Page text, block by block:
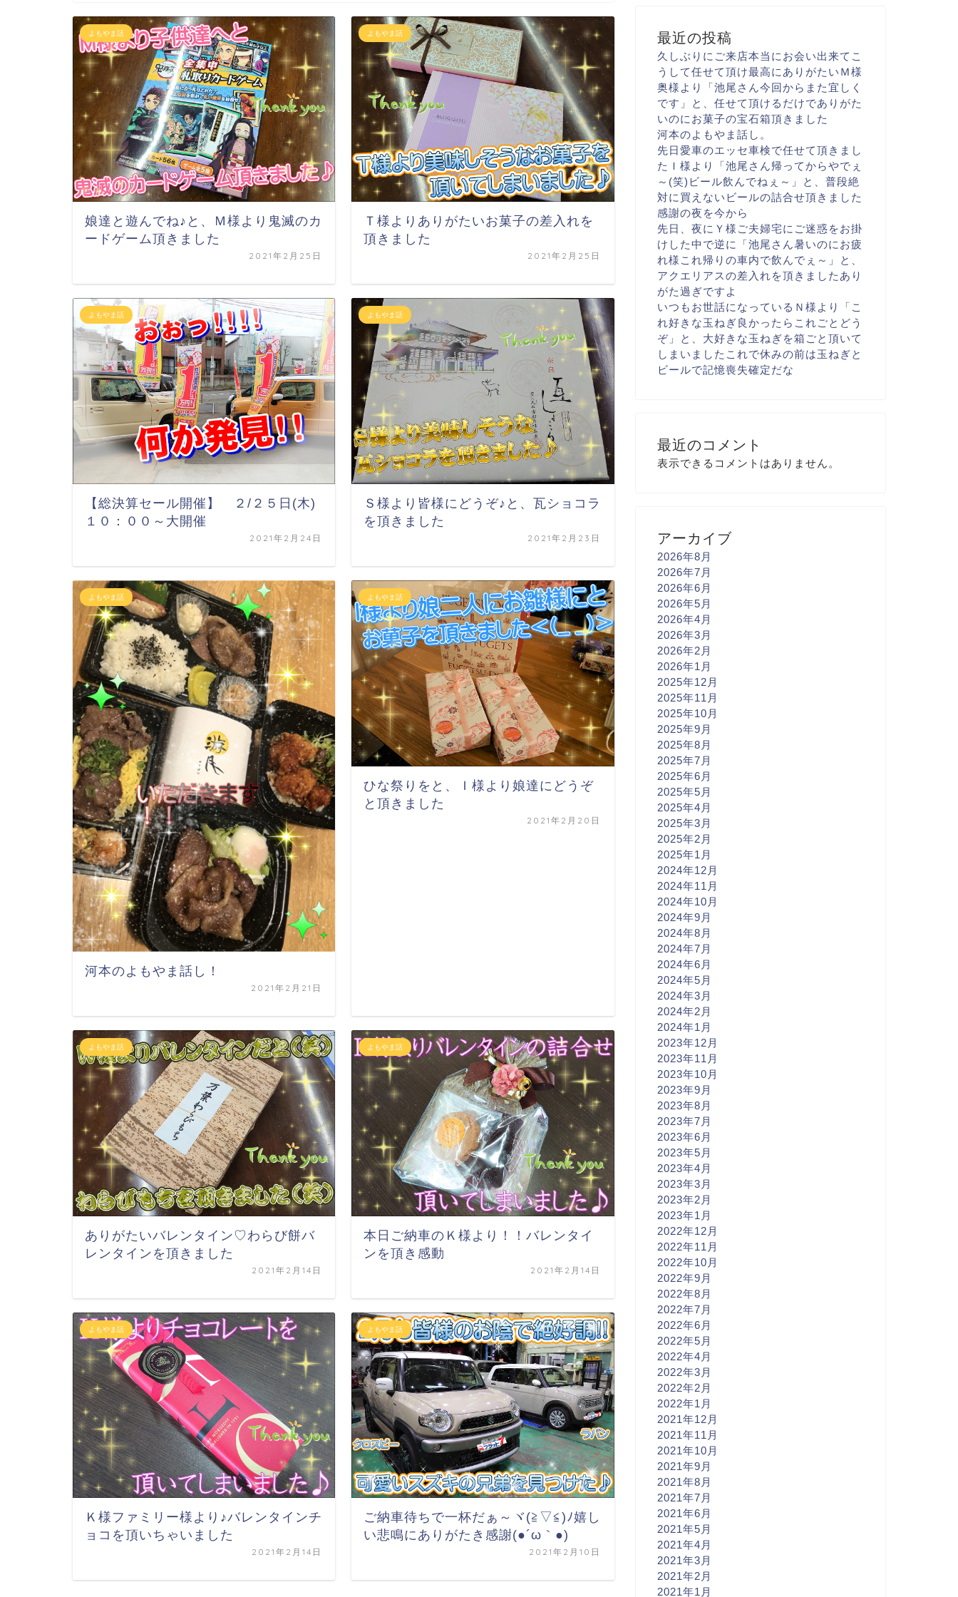
よもやま話
娘達と遊んでね♪と、Ｍ様より鬼滅のカ
ードゲーム頂きました
2021年2月25日
よもやま話
Ｔ様よりありがたいお菓子の差入れを
頂きました
2021年2月25日
よもやま話
【総決算セール開催】 ２/２５日(木)
１０：００～大開催
2021年2月24日
よもやま話
Ｓ様より皆様にどうぞ♪と、瓦ショコラ
を頂きました
2021年2月23日
よもやま話
河本のよもやま話し！
2021年2月21日
よもやま話
ひな祭りをと、Ｉ様より娘達にどうぞ
と頂きました
2021年2月20日
よもやま話
ありがたいバレンタイン♡わらび餅バ
レンタインを頂きました
2021年2月14日
よもやま話
本日ご納車のＫ様より！！バレンタイ
ンを頂き感動
2021年2月14日
よもやま話
Ｋ様ファミリー様より♪バレンタインチ
ョコを頂いちゃいました
2021年2月14日
よもやま話
ご納車待ちで一杯だぁ～ヾ(≧▽≦)ﾉ嬉し
い悲鳴にありがたき感謝(●´ω｀●)
2021年2月10日
最近の投稿
久しぶりにご来店本当にお会い出来て こ
うして任せて頂け最高にありがたい Ｍ様
奥様より「池尾さん今回からまた宜しく
です 」と、任せて頂けるだけでありがた
いのに お菓子の宝石箱頂きました
河本のよもやま話し。
先日愛車のエッセ車検で任せて頂きまし
た Ｉ様より「池尾さん帰ってからやでぇ
～(笑) ビール飲んでねぇ～ 」と、普段絶
対に買えない ビールの詰合せ頂きました
感謝の夜を今から
先日、夜にＹ様ご夫婦宅に ご迷惑をお掛
けした中で逆に「池尾さん暑いのにお疲
れ様 これ帰りの車内で飲んでぇ～ 」と、
アクエリアスの差入れを頂きました あり
がた過ぎですよ
いつもお世話になっている Ｎ様より「こ
れ好きな玉ねぎ良かったらこれごとどう
ぞ」と、大好きな玉ねぎを箱ごと 頂いて
しまいました これで休みの前は玉ねぎと
ビールで記憶喪失確定だな
最近のコメント
表示できるコメントはありません。
アーカイブ
2026年8月
2026年7月
2026年6月
2026年5月
2026年4月
2026年3月
2026年2月
2026年1月
2025年12月
2025年11月
2025年10月
2025年9月
2025年8月
2025年7月
2025年6月
2025年5月
2025年4月
2025年3月
2025年2月
2025年1月
2024年12月
2024年11月
2024年10月
2024年9月
2024年8月
2024年7月
2024年6月
2024年5月
2024年3月
2024年2月
2024年1月
2023年12月
2023年11月
2023年10月
2023年9月
2023年8月
2023年7月
2023年6月
2023年5月
2023年4月
2023年3月
2023年2月
2023年1月
2022年12月
2022年11月
2022年10月
2022年9月
2022年8月
2022年7月
2022年6月
2022年5月
2022年4月
2022年3月
2022年2月
2022年1月
2021年12月
2021年11月
2021年10月
2021年9月
2021年8月
2021年7月
2021年6月
2021年5月
2021年4月
2021年3月
2021年2月
2021年1月